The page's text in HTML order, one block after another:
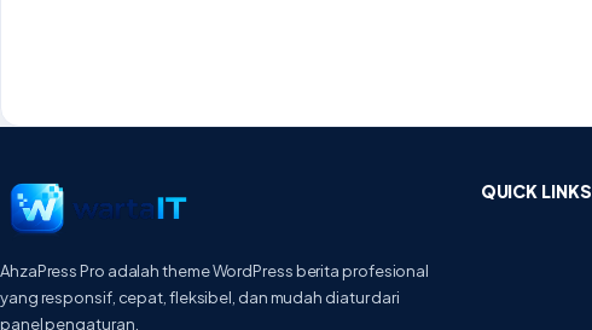
AhzaPress Pro adalah theme WordPress berita profesional
yang responsif, cepat, fleksibel, dan mudah diatur dari
panel pengaturan.
QUICK LINKS